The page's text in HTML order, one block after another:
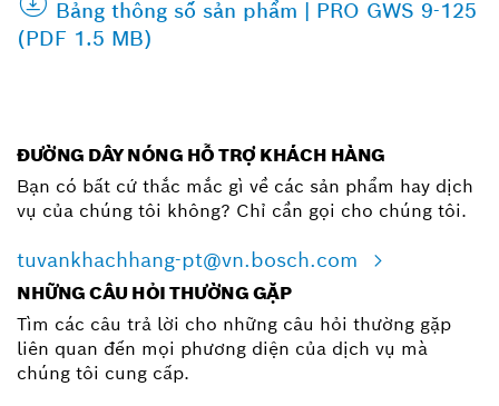
Bảng thông số sản phẩm | PRO GWS 9-125
(PDF 1.5 MB)
ĐƯỜNG DÂY NÓNG HỖ TRỢ KHÁCH HÀNG
Bạn có bất cứ thắc mắc gì về các sản phẩm hay dịch
vụ của chúng tôi không? Chỉ cần gọi cho chúng tôi.
tuvankhachhang-pt@vn.bosch.com
NHỮNG CÂU HỎI THƯỜNG GẶP
Tìm các câu trả lời cho những câu hỏi thường gặp
liên quan đến mọi phương diện của dịch vụ mà
chúng tôi cung cấp.